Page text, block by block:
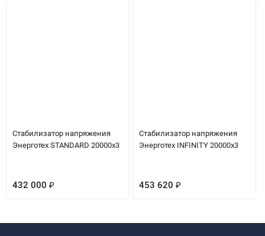
Стабилизатор напряжения
Энерготех STANDARD 20000x3
432 000 ₽
Стабилизатор напряжения
Энерготех INFINITY 20000x3
453 620 ₽